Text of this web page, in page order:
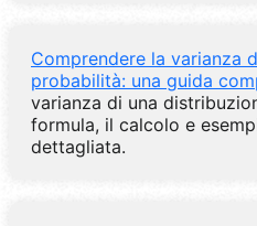
Comprendere la varianza
probabilità: una guida
varianza di una
formula, il calcolo e
dettagliata.